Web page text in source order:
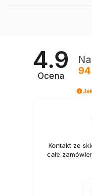
4.9
Ocena
94
Kontakt ze
całe